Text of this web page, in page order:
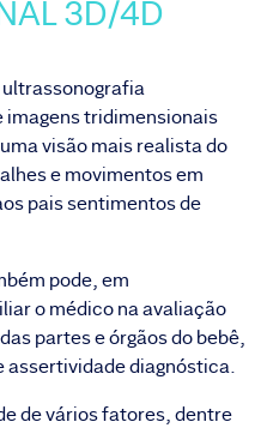
3D/4D
ultrassonografia
imagens tridimensionais
visão mais realista do
e movimentos em
pais sentimentos de
pode, em
o médico na avaliação
partes e órgãos do bebê,
assertividade diagnóstica.
de vários fatores, dentre